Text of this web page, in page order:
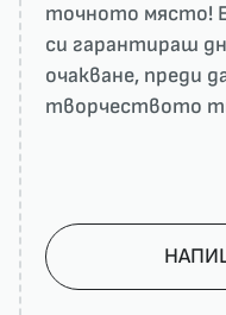
точното място!
си гарантираш
очакване, преди
творчеството